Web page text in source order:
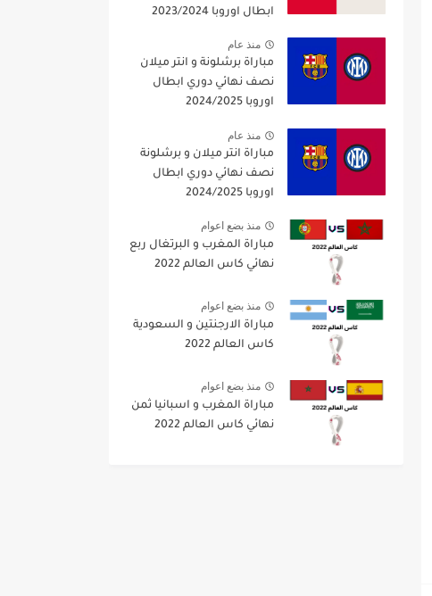
ابطال اوروبا 2023/2024
منذ عام
مباراة برشلونة و انتر ميلان
نصف نهائي دوري ابطال
اوروبا 2024/2025
منذ عام
مباراة انتر ميلان و برشلونة
نصف نهائي دوري ابطال
اوروبا 2024/2025
منذ بضع اعوام
مباراة المغرب و البرتغال ربع
نهائي كاس العالم 2022
منذ بضع اعوام
مباراة الارجنتين و السعودية
كاس العالم 2022
منذ بضع اعوام
مباراة المغرب و اسبانيا ثمن
نهائي كاس العالم 2022